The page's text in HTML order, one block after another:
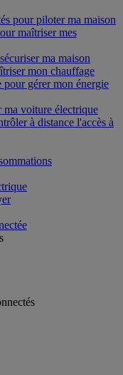
pour piloter ma maison
maîtriser mes
ma maison
mon chauffage
gérer mon énergie
ma voiture électrique
à distance l'accès à